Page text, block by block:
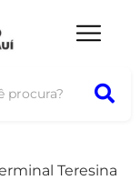
Teresina